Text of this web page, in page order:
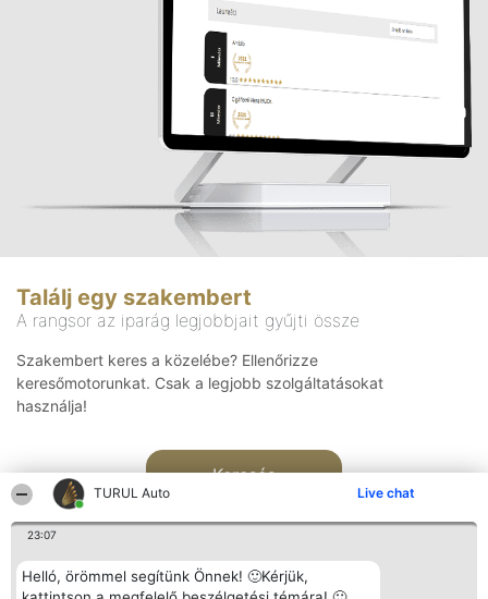
TURUL Auto Live chat
23:07
Helló, örömmel segítünk Önnek! 🙂Kérjük,
Találj egy szakembert
A rangsor az iparág legjobbjait gyűjti össze
Szakembert keres a közelébe? Ellenőrizze
keresőmotorunkat. Csak a legjobb szolgáltatásokat
használja!
Keresés